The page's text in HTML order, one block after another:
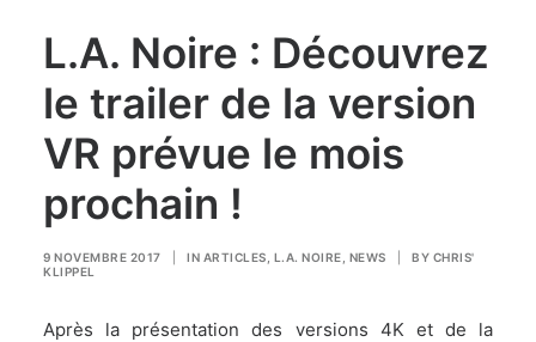
L.A. Noire : Découvrez
le trailer de la version
VR prévue le mois
prochain !
9 NOVEMBRE 2017 IN ARTICLES L.A. NOIRE NEWS BY CHRIS'
KLIPPEL
Après la présentation des versions 4K et de la